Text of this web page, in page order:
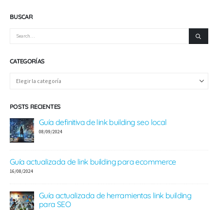
BUSCAR
CATEGORÍAS
POSTS RECIENTES
Guía definitiva de link building seo local
08/09/2024
Guía actualizada de link building para ecommerce
16/08/2024
Guía actualizada de herramientas link building
para SEO